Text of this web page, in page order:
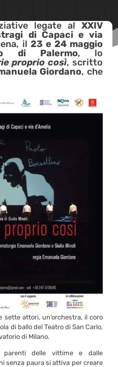
legate al XXIV
di Capaci e via
il 23 e 24 maggio
di Palermo, lo
proprio così, scritto
Giordano, che
sette attori, un’orchestra, il coro
di ballo del Teatro di San Carlo,
di Milano.
parenti delle vittime e dalle
senza paura si attiva per creare